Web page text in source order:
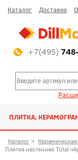
Каталог Доставка
+7(495)
ПЛИТКА,
Каталог >
Плитка настенная Total